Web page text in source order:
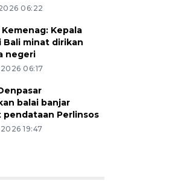
di dermaga setiba di
06:22
Kepala
Bali minat dirikan
negeri
06:17
balai banjar
pendataan Perlinsos
19:47